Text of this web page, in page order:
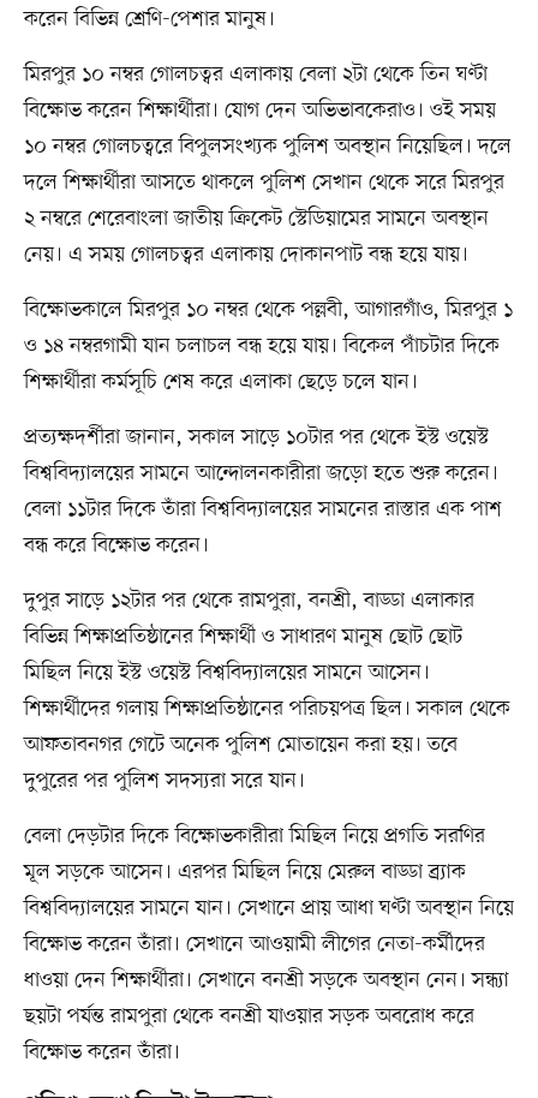
করেন বিভিন্ন শ্রেণি-পেশার মানুষ।
মিরপুর ১০ নম্বর গোলচত্বর এলাকায় বেলা ২টা থেকে তিন ঘণ্টা
বিক্ষোভ করেন শিক্ষার্থীরা। যোগ দেন অভিভাবকেরাও। ওই সময়
১০ নম্বর গোলচত্বরে বিপুলসংখ্যক পুলিশ অবস্থান নিয়েছিল। দলে
দলে শিক্ষার্থীরা আসতে থাকলে পুলিশ সেখান থেকে সরে মিরপুর
২ নম্বরে শেরেবাংলা জাতীয় ক্রিকেট স্টেডিয়ামের সামনে অবস্থান
নেয়। এ সময় গোলচত্বর এলাকায় দোকানপাট বন্ধ হয়ে যায়।
বিক্ষোভকালে মিরপুর ১০ নম্বর থেকে পল্লবী, আগারগাঁও, মিরপুর ১
ও ১৪ নম্বরগামী যান চলাচল বন্ধ হয়ে যায়। বিকেল পাঁচটার দিকে
শিক্ষার্থীরা কর্মসূচি শেষ করে এলাকা ছেড়ে চলে যান।
প্রত্যক্ষদর্শীরা জানান, সকাল সাড়ে ১০টার পর থেকে ইস্ট ওয়েস্ট
বিশ্ববিদ্যালয়ের সামনে আন্দোলনকারীরা জড়ো হতে শুরু করেন।
বেলা ১১টার দিকে তাঁরা বিশ্ববিদ্যালয়ের সামনের রাস্তার এক পাশ
বন্ধ করে বিক্ষোভ করেন।
দুপুর সাড়ে ১২টার পর থেকে রামপুরা, বনশ্রী, বাড্ডা এলাকার
বিভিন্ন শিক্ষাপ্রতিষ্ঠানের শিক্ষার্থী ও সাধারণ মানুষ ছোট ছোট
মিছিল নিয়ে ইস্ট ওয়েস্ট বিশ্ববিদ্যালয়ের সামনে আসেন।
শিক্ষার্থীদের গলায় শিক্ষাপ্রতিষ্ঠানের পরিচয়পত্র ছিল। সকাল থেকে
আফতাবনগর গেটে অনেক পুলিশ মোতায়েন করা হয়। তবে
দুপুরের পর পুলিশ সদস্যরা সরে যান।
বেলা দেড়টার দিকে বিক্ষোভকারীরা মিছিল নিয়ে প্রগতি সরণির
মূল সড়কে আসেন। এরপর মিছিল নিয়ে মেরুল বাড্ডা ব্র্যাক
বিশ্ববিদ্যালয়ের সামনে যান। সেখানে প্রায় আধা ঘণ্টা অবস্থান নিয়ে
বিক্ষোভ করেন তাঁরা। সেখানে আওয়ামী লীগের নেতা-কর্মীদের
ধাওয়া দেন শিক্ষার্থীরা। সেখানে বনশ্রী সড়কে অবস্থান নেন। সন্ধ্যা
ছয়টা পর্যন্ত রামপুরা থেকে বনশ্রী যাওয়ার সড়ক অবরোধ করে
বিক্ষোভ করেন তাঁরা।